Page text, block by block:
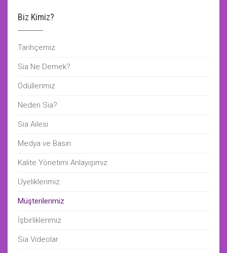
Biz Kimiz?
Tarihçemiz
Sia Ne Demek?
Ödüllerimiz
Neden Sia?
Sia Ailesi
Medya ve Basın
Kalite Yönetimi Anlayışımız
Üyeliklerimiz
Müşterilerimiz
İşbirliklerimiz
Sia Videolar